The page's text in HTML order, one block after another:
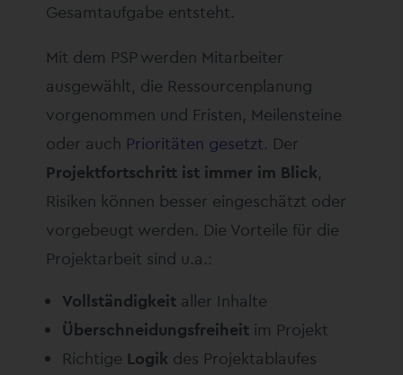
Gesamtaufgabe entsteht.
Mit dem PSP werden Mitarbeiter
ausgewählt, die Ressourcenplanung
vorgenommen und Fristen, Meilensteine
oder auch Prioritäten gesetzt. Der
Projektfortschritt ist immer im Blick,
Risiken können besser eingeschätzt oder
vorgebeugt werden. Die Vorteile für die
Projektarbeit sind u.a.:
Vollständigkeit aller Inhalte
Überschneidungsfreiheit im Projekt
Richtige Logik des Projektablaufes